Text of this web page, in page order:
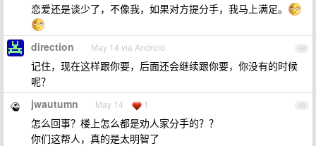
恋爱还是谈少了，不像我，如果对方提分手，我马上满足。
48
direction May 14 via Android
记住，现在这样跟你要，后面还会继续跟你要，你没有的时候
呢？
49
jwautumn May 14 1
怎么回事？楼上怎么都是劝人家分手的？？
你们这帮人，真的是太明智了